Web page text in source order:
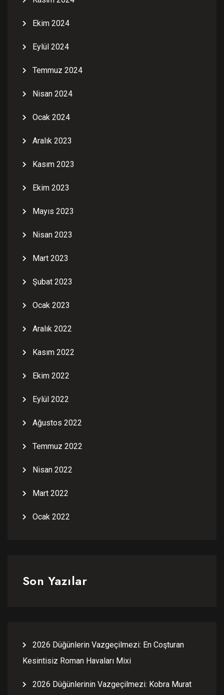
Ekim 2024
Eylül 2024
Temmuz 2024
Nisan 2024
Ocak 2024
Aralık 2023
Kasım 2023
Ekim 2023
Mayıs 2023
Nisan 2023
Mart 2023
Şubat 2023
Ocak 2023
Aralık 2022
Kasım 2022
Ekim 2022
Eylül 2022
Ağustos 2022
Temmuz 2022
Nisan 2022
Mart 2022
Ocak 2022
Son Yazılar
2026 Düğünlerin Vazgeçilmezi: En Coşturan
Kesintisiz Roman Havaları Mixi
2026 Düğünlerinin Vazgeçilmezi: Kobra Murat